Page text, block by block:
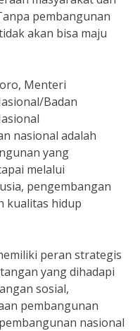
pembangunan
akan bisa maju
Menteri
Badan
nasional adalah
yang
melalui
pengembangan
kualitas hidup
peran strategis
yang dihadapi
sosial,
pembangunan
nasional